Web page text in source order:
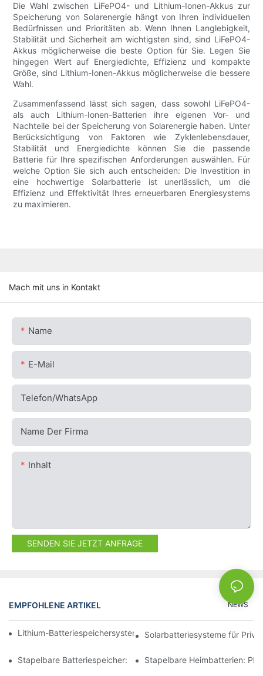
Die Wahl zwischen LiFePO4- und Lithium-Ionen-Akkus zur
Speicherung von Solarenergie hängt von Ihren individuellen
Bedürfnissen und Prioritäten ab. Wenn Ihnen Langlebigkeit,
Stabilität und Sicherheit am wichtigsten sind, sind LiFePO4-
Akkus möglicherweise die beste Option für Sie. Legen Sie
hingegen Wert auf Energiedichte, Effizienz und kompakte
Größe, sind Lithium-Ionen-Akkus möglicherweise die bessere
Wahl.
Zusammenfassend lässt sich sagen, dass sowohl LiFePO4-
als auch Lithium-Ionen-Batterien ihre eigenen Vor- und
Nachteile bei der Speicherung von Solarenergie haben. Unter
Berücksichtigung von Faktoren wie Zyklenlebensdauer,
Stabilität und Energiedichte können Sie die passende
Batterie für Ihre spezifischen Anforderungen auswählen. Für
welche Option Sie sich auch entscheiden: Die Investition in
eine hochwertige Solarbatterie ist unerlässlich, um die
Effizienz und Effektivität Ihres erneuerbaren Energiesystems
zu maximieren.
Mach mit uns in Kontakt
Name
E-Mail
Telefon/WhatsApp
Name Der Firma
Inhalt
SENDEN SIE JETZT ANFRAGE
EMPFOHLENE ARTIKEL NEWS
Lithium-Batteriespeichersysteme: Effizienz und Zuverlässigkeit
Solarbatteriesysteme für
Stapelbare Batteriespeicher: Innovationen imStapelbare Heimbatterien: